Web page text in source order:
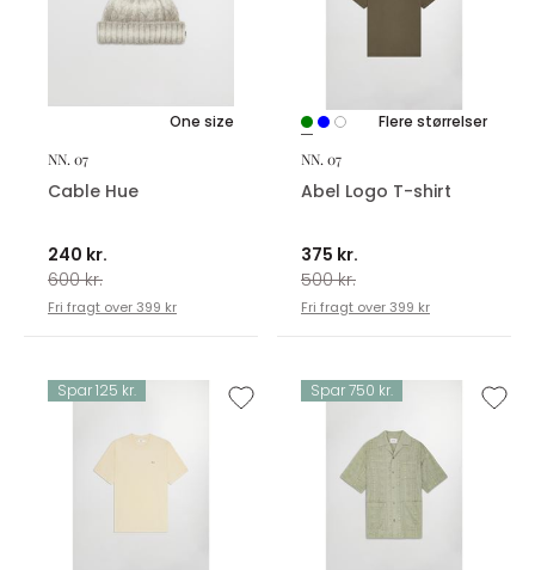
One size
NN. 07
Cable Hue
240 kr.
600 kr.
Fri fragt over 399 kr
Flere størrelser
NN. 07
Abel Logo T-shirt
375 kr.
500 kr.
Fri fragt over 399 kr
Spar 125 kr. Spar 750 kr.